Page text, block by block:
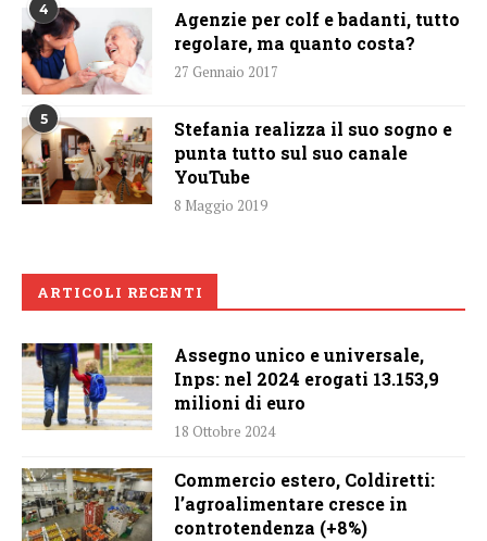
4
Agenzie per colf e badanti, tutto
regolare, ma quanto costa?
27 Gennaio 2017
5
Stefania realizza il suo sogno e
punta tutto sul suo canale
YouTube
8 Maggio 2019
ARTICOLI RECENTI
Assegno unico e universale,
Inps: nel 2024 erogati 13.153,9
milioni di euro
18 Ottobre 2024
Commercio estero, Coldiretti:
l’agroalimentare cresce in
controtendenza (+8%)